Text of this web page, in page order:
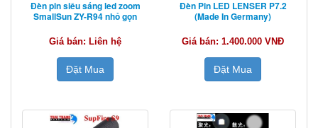
Đèn pin siêu sáng led zoom
SmallSun ZY-R94 nhỏ gọn
Giá bán: Liên hệ
Đặt Mua
Đèn Pin LED LENSER P7.2
(Made In Germany)
Giá bán: 1.400.000 VNĐ
Đặt Mua